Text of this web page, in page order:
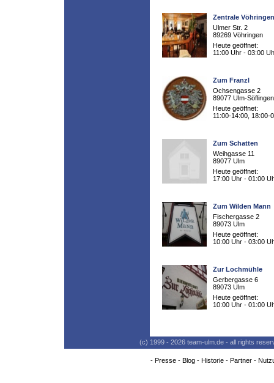
Zentrale Vöhringen
Ulmer Str. 2
89269 Vöhringen
Heute geöffnet:
11:00 Uhr - 03:00
Zum Franzl
Ochsengasse 2
89077 Ulm-Söflingen
Heute geöffnet:
11:00-14:00, 18:00-
Zum Schatten
Weihgasse 11
89077 Ulm
Heute geöffnet:
17:00 Uhr - 01:00
Zum Wilden Mann
Fischergasse 2
89073 Ulm
Heute geöffnet:
10:00 Uhr - 03:00
Zur Lochmühle
Gerbergasse 6
89073 Ulm
Heute geöffnet:
10:00 Uhr - 01:00
(c) 1999 - 2026 team-ulm.de - all rights
- Presse- Blog- Historie- Partner-